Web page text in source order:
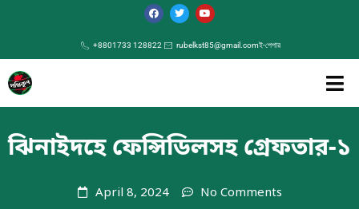
+8801733 128822 rubelkst85@gmail.comই-পেপার
ঝিনাইদহে ফেন্সিডিলসহ গ্রেফতার-১
April 8, 2024 No Comments